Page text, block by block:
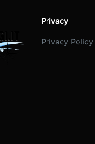
Privacy
Privacy Policy